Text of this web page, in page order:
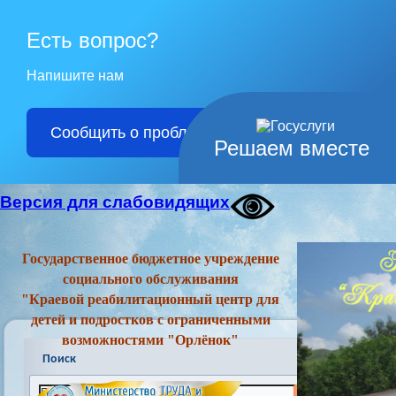
Решаем вместе
Есть вопрос?
Напишите нам
Сообщить о проблеме
Версия для слабовидящих
Государственное бюджетное учреждение
социального обслуживания
"Краевой реабилитационный центр для
детей и подростков с ограниченными
возможностями "Орлёнок"
Поиск